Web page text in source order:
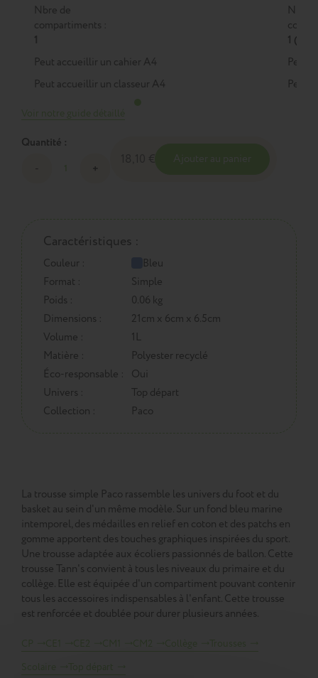
Nbre de
compartiments :
1
Peut accueillir un cahier A4
Peut accueillir un classeur A4
Nbre
1 (M)
Peut
Peut
Quantité :
Caractéristiques :
Couleur :
Bleu
Format :
Simple
Poids :
0.06 kg
Dimensions :
21cm x 6cm x 6.5cm
Volume :
1L
Matière :
Polyester recyclé
Éco-responsable :
Oui
Univers :
Top départ
Collection :
Paco
La trousse simple Paco rassemble les univers du foot et du
basket au sein d'un même modèle. Sur un fond bleu marine
intemporel, des médailles en relief en coton et des patchs en
gomme apportent des touches graphiques inspirées du sport.
Une trousse adaptée aux écoliers passionnés de ballon. Cette
trousse Tann's convient à tous les niveaux du primaire et du
collège. Elle est équipée d'un compartiment pouvant contenir
tous les accessoires indispensables à l'enfant. Cette trousse
est renforcée et doublée pour durer plusieurs années.